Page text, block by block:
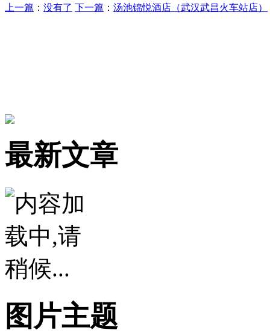
上一篇 ： 没有了 下一篇 ： 汤池锦悦酒店（武汉武昌火车站店）
最新文章
图片主题